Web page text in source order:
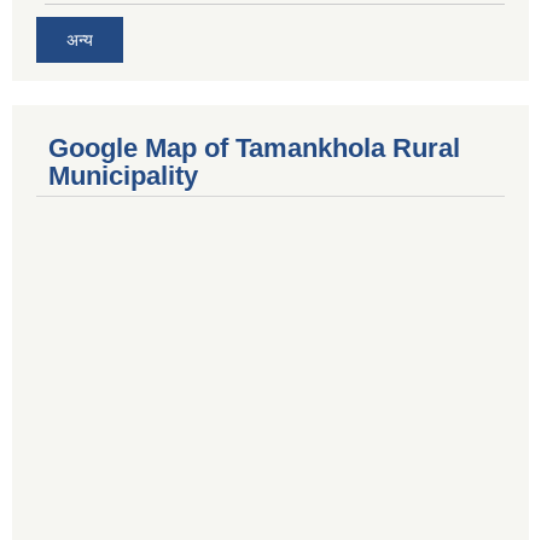
अन्य
Google Map of Tamankhola Rural
Municipality